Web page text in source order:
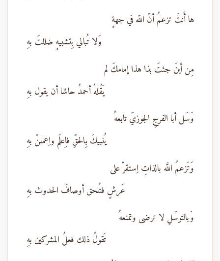
ها أَنتَ تزعمُ أنّ اللّه في جهةٍ
وَلا تُبالي بِتشبيهٍ ضللتَ بهِ
مِن أينَ جئتَ بذا هذا إمامكَ لم
يَقُلهُ أحمدُ حاشا أن يقول بهِ
وَسَل أبا الفرجِ الجوزيّ تابعهُ
يُنبيكَ بِالحقِّ فاِعلَم واِعملنّ بهِ
وَتَزعمُ اللَّه بالذاتِ اِستقرّ على
عَرشٍ فتُلحق أوصافَ الحدوث بهِ
وَبالتوسّلِ لا ترضى وتمنعهُ
تَقولُ ذلك فعلُ المشركين بهِ